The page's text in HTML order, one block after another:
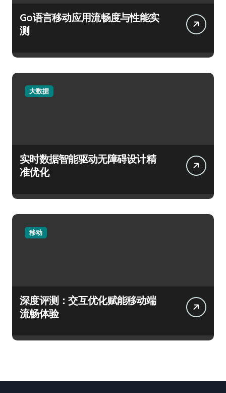
Go语言移动应用流畅度与性能实
测
大数据
实时数据智能驱动无障碍设计精
准优化
移动
深度评测：交互优化赋能移动端
流畅体验